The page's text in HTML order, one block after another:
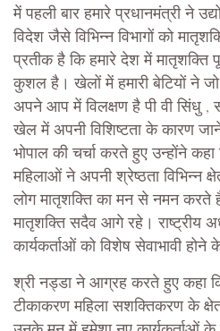
में पहली बार हमारे प्रधानमंत्री ने
विदेश जैसे विभिन्न विभागों को
प्रतीक है कि हमारे देश में मातृशक्ति
कुशल है। खेलों में हमारी बेटियों ने
अपने आप में विलक्षण है पी वी सिंधु ,
खेल में अपनी विशिष्टता के कारण
भोपाल की चर्चा करते हुए उन्होंने
महिलाओं ने अपनी श्रेष्ठता विभिन्न
लोग मातृशक्ति का मन से नमन करते
मातृशक्ति सदैव आगे रहे। राष्ट्रीय
कार्यकर्ताओं को विशेष सेवाभावी होने
श्री नड्डा ने आग्रह करते हुए कहा कि
टीकाकरण महिला सशक्तिकरण के